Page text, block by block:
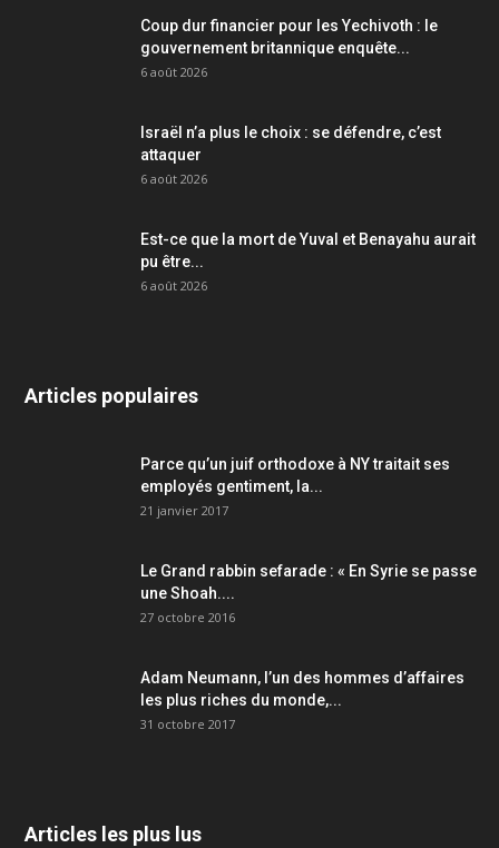
Coup dur financier pour les Yechivoth : le
gouvernement britannique enquête...
6 août 2026
Israël n’a plus le choix : se défendre, c’est
attaquer
6 août 2026
Est-ce que la mort de Yuval et Benayahu aurait
pu être...
6 août 2026
Articles populaires
Parce qu’un juif orthodoxe à NY traitait ses
employés gentiment, la...
21 janvier 2017
Le Grand rabbin sefarade : « En Syrie se passe
une Shoah....
27 octobre 2016
Adam Neumann, l’un des hommes d’affaires
les plus riches du monde,...
31 octobre 2017
Articles les plus lus